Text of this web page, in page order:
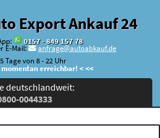
Export Ankauf 24
0157 - 849 157 78
E-Mail:
anfrage@autoabkauf.de
Tage von 8 - 22 Uhr
momentan erreichbar! < <<
deutschlandweit:
0044333